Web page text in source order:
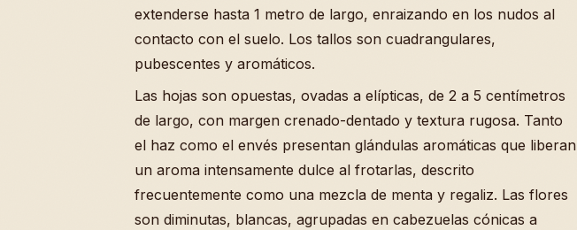
extenderse hasta 1 metro de largo, enraizando en los nudos al
contacto con el suelo. Los tallos son cuadrangulares,
pubescentes y aromáticos.
Las hojas son opuestas, ovadas a elípticas, de 2 a 5 centímetros
de largo, con margen crenado-dentado y textura rugosa. Tanto
el haz como el envés presentan glándulas aromáticas que liberan
un aroma intensamente dulce al frotarlas, descrito
frecuentemente como una mezcla de menta y regaliz. Las flores
son diminutas, blancas, agrupadas en cabezuelas cónicas a